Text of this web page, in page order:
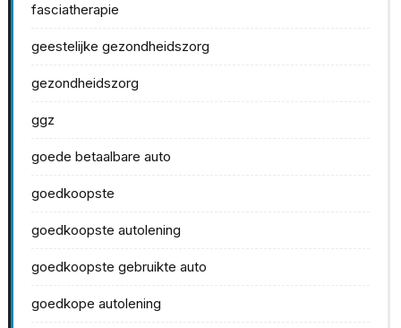
fasciatherapie
geestelijke gezondheidszorg
gezondheidszorg
ggz
goede betaalbare auto
goedkoopste
goedkoopste autolening
goedkoopste gebruikte auto
goedkope autolening